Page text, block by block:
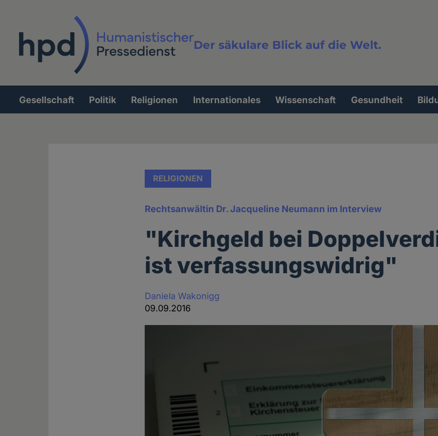
Der säkulare Blick auf die Welt.
Volltextsuche
Hauptnavigation
Gesellschaft Politik Religionen Internationales Wissenschaft Gesundheit
RELIGIONEN
Rechtsanwältin Dr. Jacqueline Neumann im Interview
"Kirchgeld bei
ist verfassungswidrig"
Daniela Wakonigg
09.09.2016